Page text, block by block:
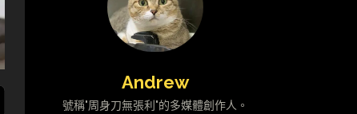
Andrew
號稱"周身刀無張利"的多媒體創作人。